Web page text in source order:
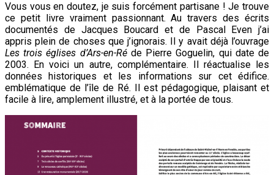
Vous vous en doutez, je suis forcément partisane ! Je trouve
ce petit livre vraiment passionnant. Au travers des écrits
documentés de Jacques Boucard et de Pascal Even j’ai
appris plein de choses que j’ignorais. Il y avait déjà l’ouvrage
Les trois églises d’Ars-en-Réde Pierre Goguelin, qui date de
2003. En voici un autre, complémentaire. Il réactualise les
données historiques et les informations sur cet édifice.
emblématique de l’île de Ré. Il est pédagogique, plaisant et
facile à lire, amplement illustré, et à la portée de tous.